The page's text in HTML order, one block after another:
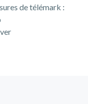
de télémark :